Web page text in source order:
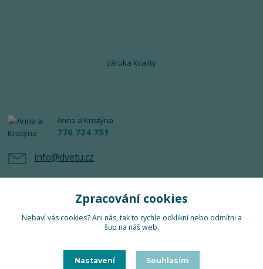
záruka kvality
Anna a Kristýna
776 724 751
info@dvetu.cz
Zpracování cookies
Nebaví vás cookies? Ani nás, tak to rychle odklikni nebo odmítni a
šup na náš web.
Nastavení Souhlasím